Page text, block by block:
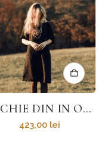
ROCHIE DIN IN OH HAPPY DAY
423,00 lei